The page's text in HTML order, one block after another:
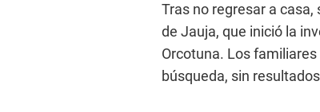
Tras no regresar a
de Jauja, que inició la
Orcotuna. Los
búsqueda, sin